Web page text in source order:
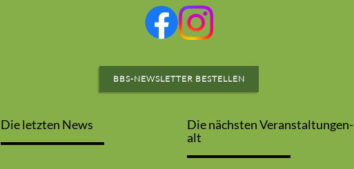
BBS-NEWSLETTER BESTELLEN
Die letzten News
Die nächsten Veranstaltungen-
alt